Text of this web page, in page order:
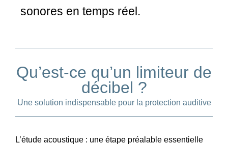
sonores en temps réel.
Qu’est-ce qu’un limiteur de
décibel ?
Une solution indispensable pour la protection auditive
L’étude acoustique : une étape préalable essentielle